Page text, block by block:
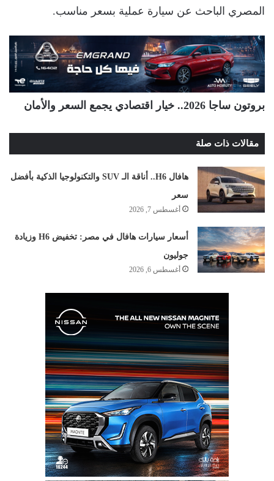
المصري الباحث عن سيارة عملية بسعر مناسب.
بروتون ساجا 2026.. خيار اقتصادي يجمع السعر والأمان
مقالات ذات صلة
هافال H6.. أناقة الـ SUV والتكنولوجيا الذكية بأفضل
سعر
أغسطس 7, 2026
أسعار سيارات هافال في مصر: تخفيض H6 وزيادة
جوليون
أغسطس 6, 2026